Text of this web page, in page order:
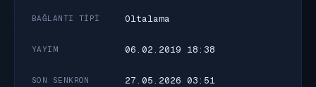
BAĞLANTI TIPI Oltalama
YAYIM 06.02.2019 18:38
SON SENKRON 27.05.2026 03:51